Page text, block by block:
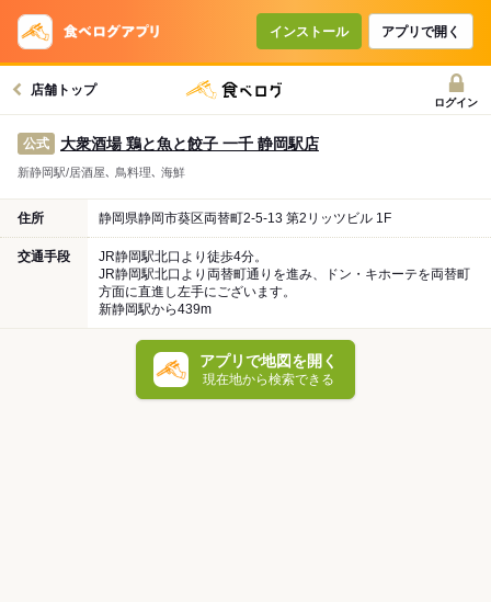
インストール アプリで開く
店舗トップ
ログイン
公式 大衆酒場 鶏と魚と餃子 一千 静岡駅店
新静岡駅/居酒屋､ 鳥料理､ 海鮮
住所 静岡県静岡市葵区両替町2-5-13 第2リッツビル 1F
交通手段
JR静岡駅北口より徒歩4分。
JR静岡駅北口より両替町通りを進み、ドン・キホーテを両替町
方面に直進し左手にございます。
新静岡駅から439m
アプリで地図を開く
現在地から検索できる